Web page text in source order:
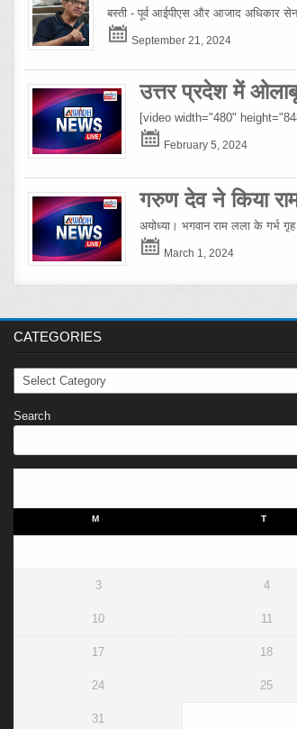
बस्ती - पूर्व आईपीएस और आजाद अधिकार
September 21, 2024
उत्तर प्रदेश में
[video width="480"
February 5, 2024
गरुण देव ने किया
अयोध्या। भगवान राम लला के गर्भ
March 1, 2024
CATEGORIES
Categories
Search
M T
3 4
10 11
17 18
24 25
31